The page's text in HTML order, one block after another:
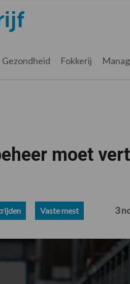
Gezondheid Fokkerij
moet
Vaste mest 3